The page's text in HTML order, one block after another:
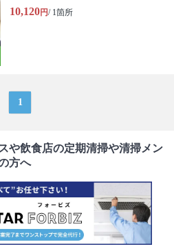
10,120円/ 1箇所
1
や飲食店の定期清掃や清掃メン
方へ